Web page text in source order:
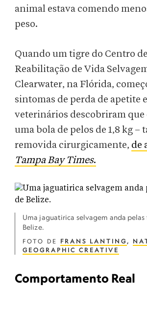
animal estava comendo
peso.
Quando um tigre do Centro
Reabilitação de Vida
Clearwater, na Flórida,
sintomas de perda de apetite
veterinários descobriram que
uma bola de pelos de 1,8 kg –
removida cirurgicamente, de
Tampa Bay Times.
Uma jaguatirica selvagem anda
Belize.
FOTO DE FRANS LANTING ,
GEOGRAPHIC CREATIVE
Comportamento Real